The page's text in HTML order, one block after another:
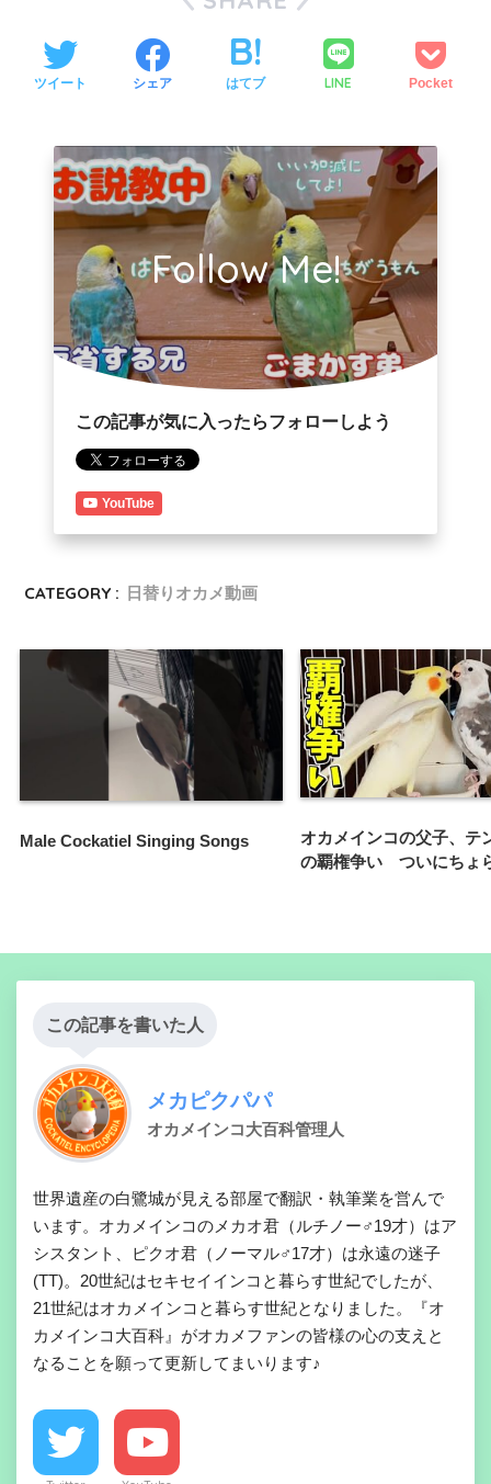
ツイート シェア はてブ LINE Pocket
Follow Me!
この記事が気に入ったらフォローしよう
YouTube
CATEGORY : 日替りオカメ動画
Male Cockatiel Singing Songs
オカメインコの父子、テ
の覇権争い ついにちょ
この記事を書いた人
メカピクパパ
オカメインコ大百科管理人
世界遺産の白鷺城が見える部屋で翻訳・執筆業を営んで
います。オカメインコのメカオ君（ルチノー♂19才）はア
シスタント、ピクオ君（ノーマル♂17才）は永遠の迷子
(TT)。20世紀はセキセイインコと暮らす世紀でしたが、
21世紀はオカメインコと暮らす世紀となりました。『オ
カメインコ大百科』がオカメファンの皆様の心の支えと
なることを願って更新してまいります♪